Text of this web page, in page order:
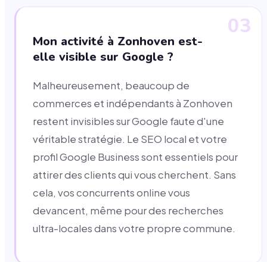
03
Mon activité à Zonhoven est-
elle visible sur Google ?
Malheureusement, beaucoup de
commerces et indépendants à Zonhoven
restent invisibles sur Google faute d'une
véritable stratégie. Le SEO local et votre
profil Google Business sont essentiels pour
attirer des clients qui vous cherchent. Sans
cela, vos concurrents online vous
devancent, même pour des recherches
ultra-locales dans votre propre commune.